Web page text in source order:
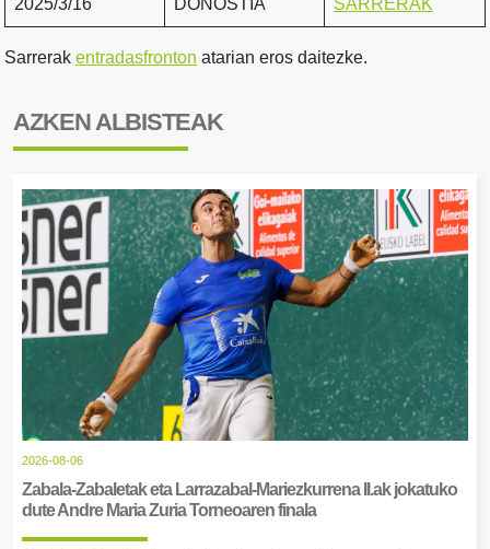
2025/3/16 DONOSTIA SARRERAK
Sarrerak entradasfronton atarian eros daitezke.
AZKEN ALBISTEAK
2026-08-06
Zabala-Zabaletak eta Larrazabal-Mariezkurrena II.ak jokatuko
dute Andre Maria Zuria Torneoaren finala